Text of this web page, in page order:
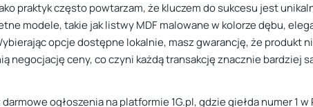
praktyk często powtarzam, że kluczem do sukcesu jest
modele, takie jak listwy MDF malowane w kolorze dębu,
opcje dostępne lokalnie, masz gwarancję, że produkt
negocjację ceny, co czyni każdą transakcję znacznie bardziej
ogłoszenia na platformie 1G.pl, gdzie giełda numer 1